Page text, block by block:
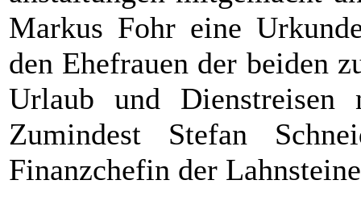
Markus Fohr eine
den Ehefrauen der beiden
Urlaub und Dienstreisen
Zumindest Stefan
Finanzchefin der